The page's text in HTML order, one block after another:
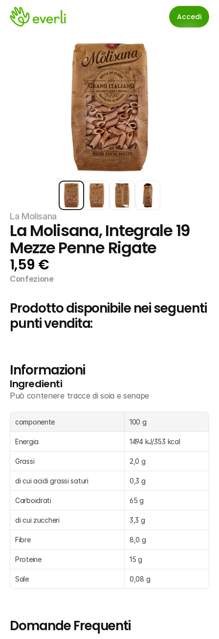
Accedi
La Molisana
La Molisana, Integrale 19
Mezze Penne Rigate
1,59 €
Confezione
Prodotto disponibile nei seguenti
punti vendita:
Informazioni
Ingredienti
Può contenere tracce di soia e senape
componente 100 g
Energia 1494 kJ/353 kcal
Grassi 2,0 g
di cui acidi grassi saturi 0,3 g
Carboidrati 65 g
di cui zuccheri 3,3 g
Fibre 8,0 g
Proteine 15 g
Sale 0,08 g
Domande Frequenti